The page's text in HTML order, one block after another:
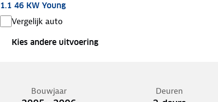
1.1 46 KW Young
Vergelijk auto
Kies andere uitvoering
Bouwjaar Deuren